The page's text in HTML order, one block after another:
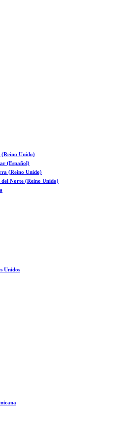
(Reino Unido)
(Español)
(Reino Unido)
Norte (Reino Unido)
Unidos